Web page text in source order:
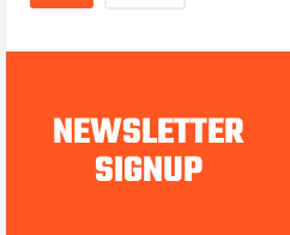
NEWSLETTER
SIGNUP